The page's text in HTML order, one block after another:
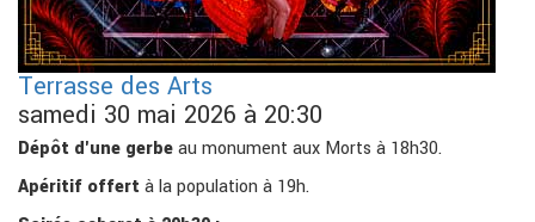
Terrasse des Arts
samedi 30 mai 2026 à 20:30
Dépôt d'une gerbeau monument aux Morts à 18h30.
Apéritif offertà la population à 19h.